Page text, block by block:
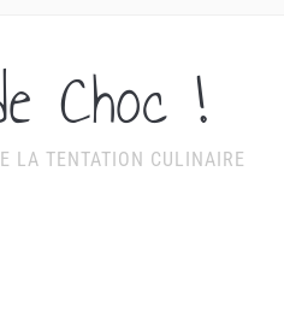
Choc !
LA TENTATION CULINAIRE